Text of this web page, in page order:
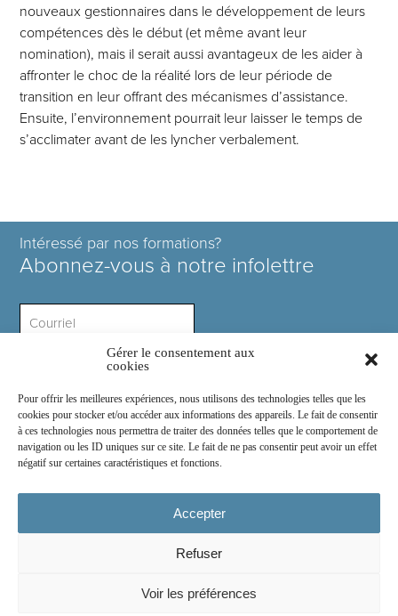
Gérer le consentement aux
cookies
Pour offrir les meilleures expériences, nous utilisons des technologies telles que les
cookies pour stocker et/ou accéder aux informations des appareils. Le fait de consentir
à ces technologies nous permettra de traiter des données telles que le comportement de
navigation ou les ID uniques sur ce site. Le fait de ne pas consentir peut avoir un effet
négatif sur certaines caractéristiques et fonctions.
Accepter
Refuser
Voir les préférences
nouveaux gestionnaires dans le développement de leurs
compétences dès le début (et même avant leur
nomination), mais il serait aussi avantageux de les aider à
affronter le choc de la réalité lors de leur période de
transition en leur offrant des mécanismes d’assistance.
Ensuite, l’environnement pourrait leur laisser le temps de
s’acclimater avant de les lyncher verbalement.
Intéressé par nos formations?
Abonnez-vous à notre infolettre
2030 boul. Pie IX suite 214.2